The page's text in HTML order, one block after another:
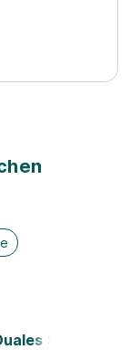
Studium